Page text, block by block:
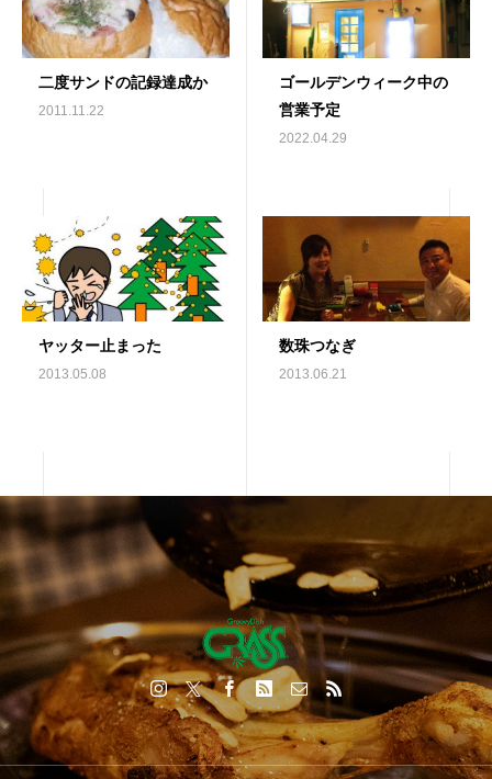
二度サンドの記録達成か
2011.11.22
ゴールデンウィーク中の
営業予定
2022.04.29
ヤッター止まった
2013.05.08
数珠つなぎ
2013.06.21